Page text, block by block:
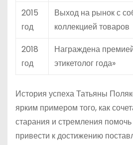
2015
год
Выход на рынок с
коллекцией товаров
2018
год
Награждена
этикетолог года»
История успеха Татьяны
ярким примером того, как
старания и стремления
привести к достижению